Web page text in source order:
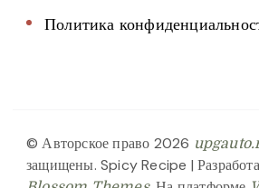
Политика
© Авторское право 2026
защищены. Spicy Recipe |